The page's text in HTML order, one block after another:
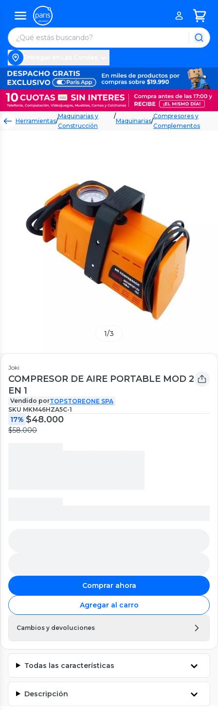
Herramientas/
Maquinarias y
Construcción
/
Maquinarias/
Compresores y
Complementos
1/3
Joki
COMPRESOR DE AIRE PORTABLE MOD 2
EN 1
Vendido porTOPSTOREONE SPA
SKU MKM46HZA5C-1
17% $48.000
$58.000
Comprar ahora
Agregar al carro
Cambios y devoluciones
Todas las características
Descripción